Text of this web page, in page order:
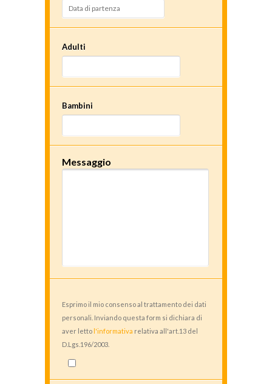
Adulti
Bambini
Messaggio
Esprimo il mio consenso al trattamento dei dati
personali. Inviando questa form si dichiara di
aver letto l'informativa relativa all'art.13 del
D.Lgs.196/2003.